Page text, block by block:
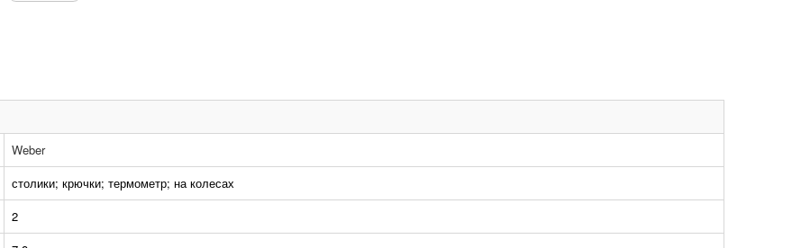
Weber
столики; крючки; термометр; на колесах
2